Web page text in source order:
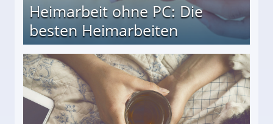
Heimarbeit ohne PC: Die
besten Heimarbeiten